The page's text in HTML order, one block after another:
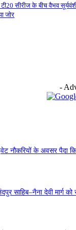
सीरीज के बीच वैभव
जोर
-
नौकरियों के अवसर पैदा
देवी मार्ग को